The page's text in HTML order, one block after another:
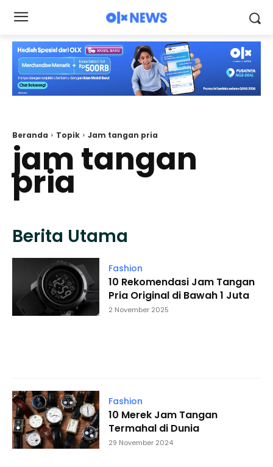
Beranda Topik Jam tangan pria
jam tangan
pria
Berita Utama
Fashion
10 Rekomendasi Jam Tangan
Pria Original di Bawah 1 Juta
2 November 2025
Fashion
10 Merek Jam Tangan
Termahal di Dunia
29 November 2024